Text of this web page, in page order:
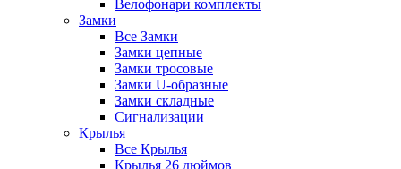
Велофонари комплекты
Замки
Все Замки
Замки цепные
Замки тросовые
Замки U-образные
Замки складные
Сигнализации
Крылья
Все Крылья
Крылья 26 дюймов